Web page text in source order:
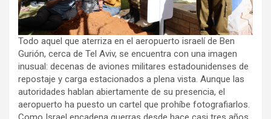
Todo aquel que aterriza en el aeropuerto israelí de Ben
Gurión, cerca de Tel Aviv, se encuentra con una imagen
inusual: decenas de aviones militares estadounidenses de
repostaje y carga estacionados a plena vista. Aunque las
autoridades hablan abiertamente de su presencia, el
aeropuerto ha puesto un cartel que prohíbe fotografiarlos.